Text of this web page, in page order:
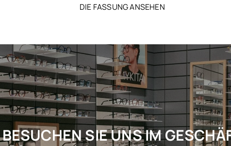
DIE FASSUNG ANSEHEN
BESUCHEN SIE UNS IM